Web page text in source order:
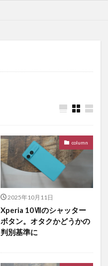
column
2025年10月11日
Xperia 10Ⅶのシャッター
ボタン。オタクかどうかの
判別基準に